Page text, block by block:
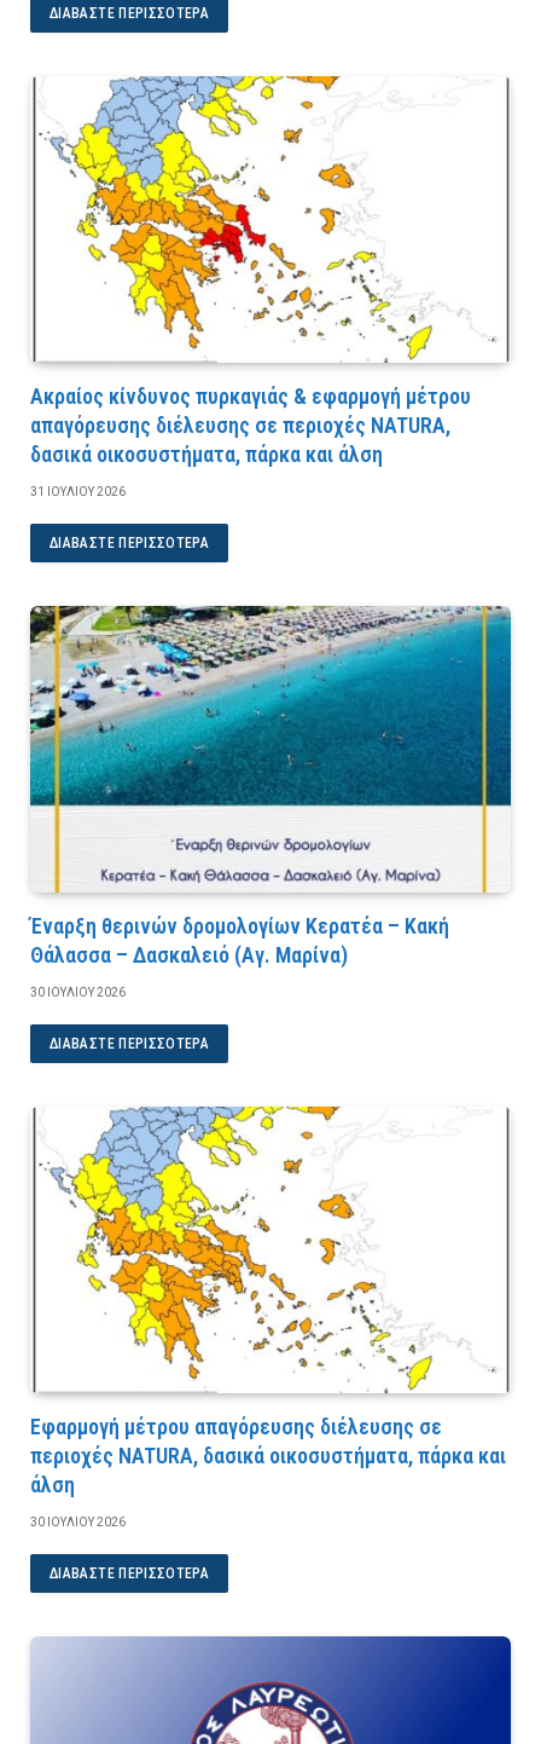
ΔΙΑΒΆΣΤΕ ΠΕΡΙΣΣΌΤΕΡΑ
Ακραίος κίνδυνος πυρκαγιάς & εφαρμογή μέτρου
απαγόρευσης διέλευσης σε περιοχές NATURA,
δασικά οικοσυστήματα, πάρκα και άλση
31 ΙΟΥΛΊΟΥ 2026
ΔΙΑΒΆΣΤΕ ΠΕΡΙΣΣΌΤΕΡΑ
Έναρξη θερινών δρομολογίων Κερατέα – Κακή
Θάλασσα – Δασκαλειό (Αγ. Μαρίνα)
30 ΙΟΥΛΊΟΥ 2026
ΔΙΑΒΆΣΤΕ ΠΕΡΙΣΣΌΤΕΡΑ
Εφαρμογή μέτρου απαγόρευσης διέλευσης σε
περιοχές NATURA, δασικά οικοσυστήματα, πάρκα και
άλση
30 ΙΟΥΛΊΟΥ 2026
ΔΙΑΒΆΣΤΕ ΠΕΡΙΣΣΌΤΕΡΑ